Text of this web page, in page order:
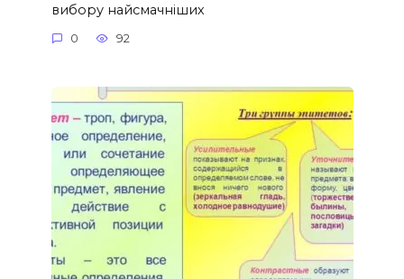
вибору найсмачніших
0 92